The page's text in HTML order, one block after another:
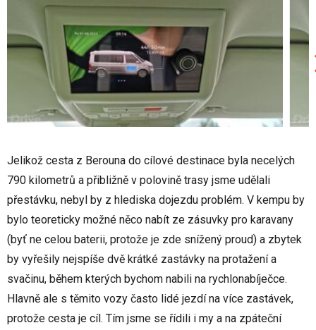
Jelikož cesta z Berouna do cílové destinace byla necelých
790 kilometrů a přibližně v polovině trasy jsme udělali
přestávku, nebyl by z hlediska dojezdu problém. V kempu by
bylo teoreticky možné něco nabít ze zásuvky pro karavany
(byť ne celou baterii, protože je zde snížený proud) a zbytek
by vyřešily nejspíše dvě krátké zastávky na protažení a
svačinu, během kterých bychom nabili na rychlonabíječce.
Hlavně ale s těmito vozy často lidé jezdí na více zastávek,
protože cesta je cíl. Tím jsme se řídili i my a na zpáteční